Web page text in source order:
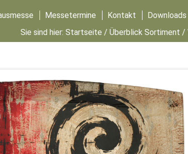
Messetermine Kontakt Downloads
Sie sind hier:Startseite /Überblick Sortiment /